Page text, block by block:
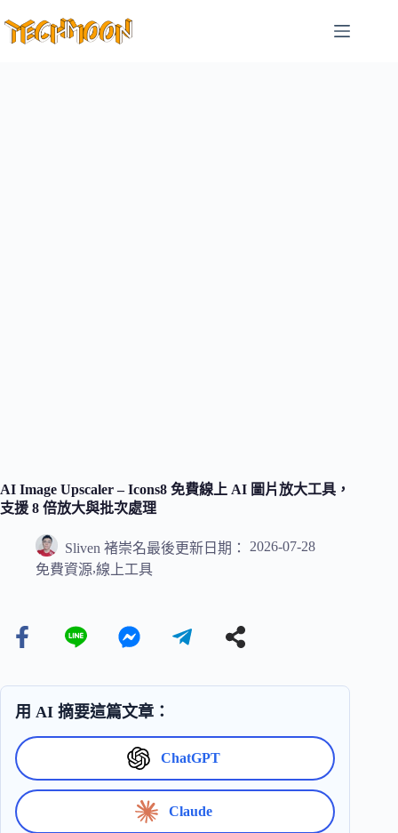
至
AI Image Upscaler – Icons8 免費線上 AI 圖片放大工具，
支援 8 倍放大與批次處理
Sliven 褚崇名最後更新日期：
2026-07-28
免費資源,線上工具
用 AI 摘要這篇文章：
ChatGPT
Claude